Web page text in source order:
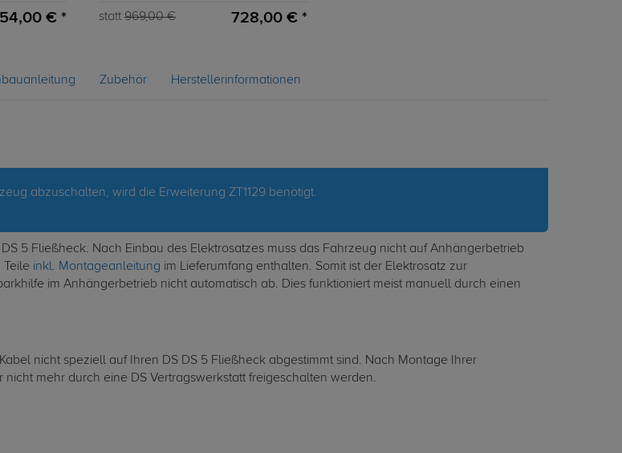
€ * statt 969,00 € 728,00 € *
Zubehör Herstellerinformationen
abzuschalten, wird die Erweiterung ZT1129 benötigt.
5 Fließheck. Nach Einbau des Elektrosatzes muss das Fahrzeug nicht auf Anhängerbetrieb
inkl. Montageanleitung im Lieferumfang enthalten. Somit ist der Elektrosatz zur
im Anhängerbetrieb nicht automatisch ab. Dies funktioniert meist manuell durch einen
nicht speziell auf Ihren DS DS 5 Fließheck abgestimmt sind. Nach Montage Ihrer
mehr durch eine DS Vertragswerkstatt freigeschalten werden.